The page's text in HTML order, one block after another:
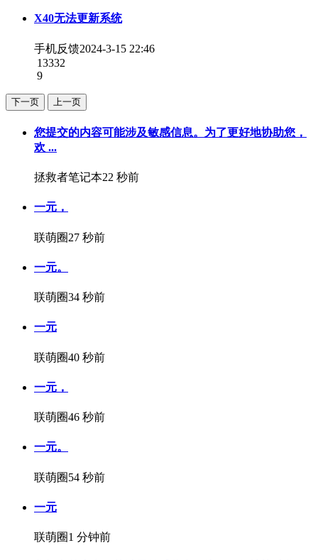
X40无法更新系统
手机反馈2024-3-15 22:46
13332
9
下一页 上一页
您提交的内容可能涉及敏感信息。为了更好地协助您，
欢 ...
拯救者笔记本22 秒前
一元，
联萌圈27 秒前
一元。
联萌圈34 秒前
一元
联萌圈40 秒前
一元，
联萌圈46 秒前
一元。
联萌圈54 秒前
一元
联萌圈1 分钟前